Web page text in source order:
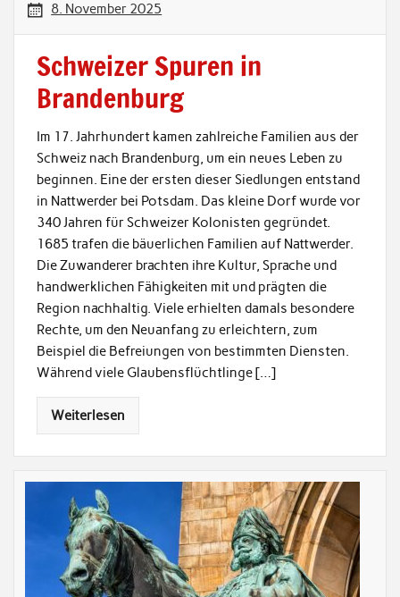
8. November 2025
Schweizer Spuren in
Brandenburg
Im 17. Jahrhundert kamen zahlreiche Familien aus der
Schweiz nach Brandenburg, um ein neues Leben zu
beginnen. Eine der ersten dieser Siedlungen entstand
in Nattwerder bei Potsdam. Das kleine Dorf wurde vor
340 Jahren für Schweizer Kolonisten gegründet.
1685 trafen die bäuerlichen Familien auf Nattwerder.
Die Zuwanderer brachten ihre Kultur, Sprache und
handwerklichen Fähigkeiten mit und prägten die
Region nachhaltig. Viele erhielten damals besondere
Rechte, um den Neuanfang zu erleichtern, zum
Beispiel die Befreiungen von bestimmten Diensten.
Während viele Glaubensflüchtlinge […]
Weiterlesen